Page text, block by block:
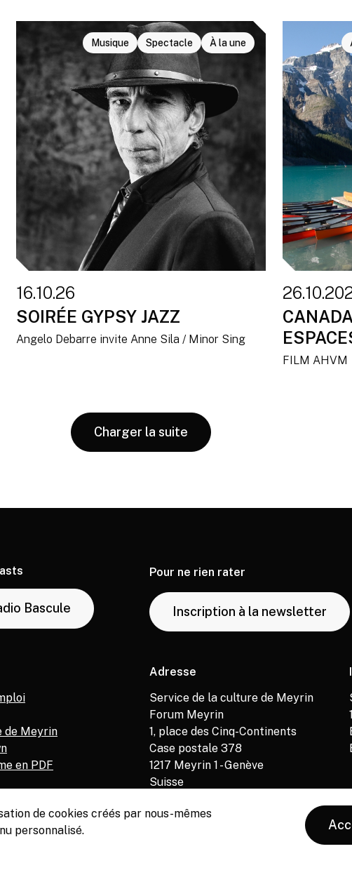
Musique Spectacle À la une
16.10.26
SOIRÉE GYPSY JAZZ
Angelo Debarre invite Anne Sila / Minor Sing
FILM AHVM
Charger la suite
Bascule
Pour ne rien rater
Inscription à la newsletter
de Meyrin
en PDF
Adresse
Service de la culture de Meyrin
Forum Meyrin
1, place des Cinq-Continents
Case postale 378
1217 Meyrin 1 - Genève
Suisse
de cookies créés par nous-mêmes
personnalisé.